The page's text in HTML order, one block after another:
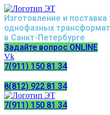
Изготовление и
однофазных
в Санкт-Петербурге
Задайте вопрос ONLINE
Vk
7(911) 150 81 34
8(812) 922 81 34
7(911) 150 81 34